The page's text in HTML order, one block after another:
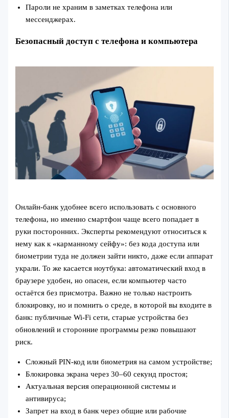
Пароли не храним в заметках телефона или
мессенджерах.
Безопасный доступ с телефона и компьютера
Онлайн-банк удобнее всего использовать с основного
телефона, но именно смартфон чаще всего попадает в
руки посторонних. Эксперты рекомендуют относиться к
нему как к «карманному сейфу»: без кода доступа или
биометрии туда не должен зайти никто, даже если аппарат
украли. То же касается ноутбука: автоматический вход в
браузере удобен, но опасен, если компьютер часто
остаётся без присмотра. Важно не только настроить
блокировку, но и помнить о среде, в которой вы входите в
банк: публичные Wi‑Fi сети, старые устройства без
обновлений и сторонние программы резко повышают
риск.
Сложный PIN-код или биометрия на самом устройстве;
Блокировка экрана через 30–60 секунд простоя;
Актуальная версия операционной системы и
антивируса;
Запрет на вход в банк через общие или рабочие